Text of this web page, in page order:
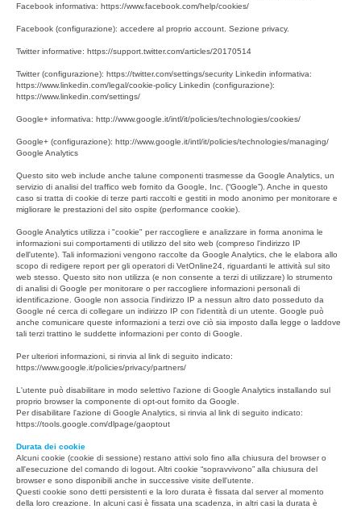
Facebook informativa: https://www.facebook.com/help/cookies/
Facebook (configurazione): accedere al proprio account. Sezione privacy.
Twitter informative: https://support.twitter.com/articles/20170514
Twitter (configurazione): https://twitter.com/settings/security Linkedin informativa:
https://www.linkedin.com/legal/cookie-policy Linkedin (configurazione):
https://www.linkedin.com/settings/
Google+ informativa: http://www.google.it/intl/it/policies/technologies/cookies/
Google+ (configurazione): http://www.google.it/intl/it/policies/technologies/managing/
Google Analytics
Questo sito web include anche talune componenti trasmesse da Google Analytics, un
servizio di analisi del traffico web fornito da Google, Inc. (“Google”). Anche in questo
caso si tratta di cookie di terze parti raccolti e gestiti in modo anonimo per monitorare e
migliorare le prestazioni del sito ospite (performance cookie).
Google Analytics utilizza i "cookie" per raccogliere e analizzare in forma anonima le
informazioni sui comportamenti di utilizzo del sito web (compreso l'indirizzo IP
dell'utente). Tali informazioni vengono raccolte da Google Analytics, che le elabora allo
scopo di redigere report per gli operatori di VetOnline24, riguardanti le attività sul sito
web stesso. Questo sito non utilizza (e non consente a terzi di utilizzare) lo strumento
di analisi di Google per monitorare o per raccogliere informazioni personali di
identificazione. Google non associa l'indirizzo IP a nessun altro dato posseduto da
Google né cerca di collegare un indirizzo IP con l'identità di un utente. Google può
anche comunicare queste informazioni a terzi ove ciò sia imposto dalla legge o laddove
tali terzi trattino le suddette informazioni per conto di Google.
Per ulteriori informazioni, si rinvia al link di seguito indicato:
https://www.google.it/policies/privacy/partners/
L'utente può disabilitare in modo selettivo l'azione di Google Analytics installando sul
proprio browser la componente di opt-out fornito da Google.
Per disabilitare l'azione di Google Analytics, si rinvia al link di seguito indicato:
https://tools.google.com/dlpage/gaoptout
Durata dei cookie
Alcuni cookie (cookie di sessione) restano attivi solo fino alla chiusura del browser o
all'esecuzione del comando di logout. Altri cookie “sopravvivono” alla chiusura del
browser e sono disponibili anche in successive visite dell'utente.
Questi cookie sono detti persistenti e la loro durata è fissata dal server al momento
della loro creazione. In alcuni casi è fissata una scadenza, in altri casi la durata è